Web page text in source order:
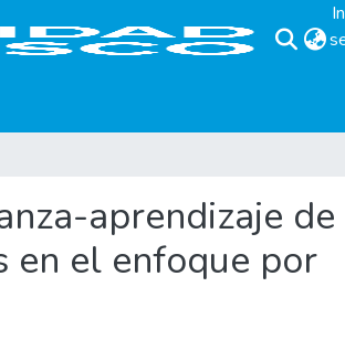
aprendizaje de
en el enfoque por